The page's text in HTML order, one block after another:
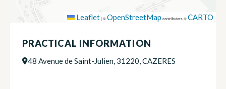
Leaflet|©OpenStreetMap contributors ©CARTO
PRACTICAL INFORMATION
48 Avenue de Saint-Julien, 31220, CAZERES